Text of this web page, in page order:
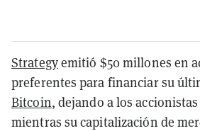
Strategyemitió $50 millones en
preferentes para financiar su
Bitcoin, dejando a los
mientras su capitalización de